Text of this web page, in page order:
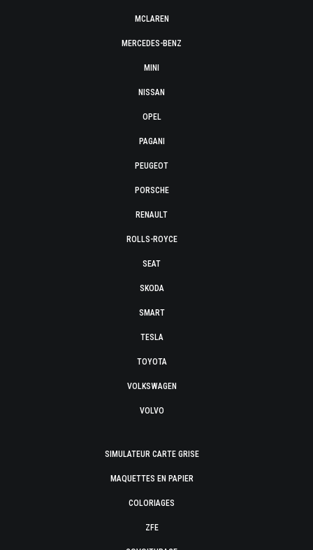
MCLAREN
MERCEDES-BENZ
MINI
NISSAN
OPEL
PAGANI
PEUGEOT
PORSCHE
RENAULT
ROLLS-ROYCE
SEAT
SKODA
SMART
TESLA
TOYOTA
VOLKSWAGEN
VOLVO
SIMULATEUR CARTE GRISE
MAQUETTES EN PAPIER
COLORIAGES
ZFE